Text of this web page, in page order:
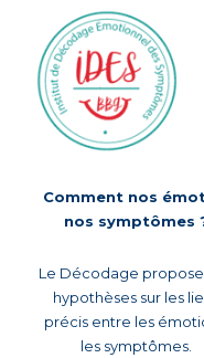
Comment nos
nos symptômes
Le Décodage
hypothèses sur les
précis entre les
les symptômes.